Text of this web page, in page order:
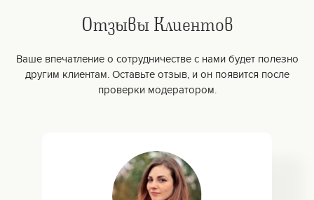
Отзывы Клиентов
Ваше впечатление о сотрудничестве с нами будет полезно
другим клиентам. Оставьте отзыв, и он появится после
проверки модератором.